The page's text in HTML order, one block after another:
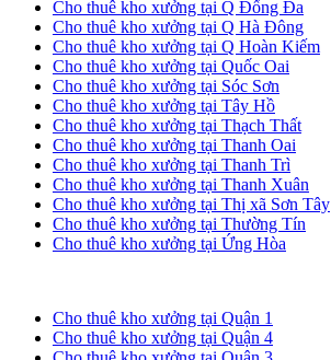
Cho thuê kho xưởng tại Q Đống Đa
Cho thuê kho xưởng tại Q Hà Đông
Cho thuê kho xưởng tại Q Hoàn Kiếm
Cho thuê kho xưởng tại Quốc Oai
Cho thuê kho xưởng tại Sóc Sơn
Cho thuê kho xưởng tại Tây Hồ
Cho thuê kho xưởng tại Thạch Thất
Cho thuê kho xưởng tại Thanh Oai
Cho thuê kho xưởng tại Thanh Trì
Cho thuê kho xưởng tại Thanh Xuân
Cho thuê kho xưởng tại Thị xã Sơn Tây
Cho thuê kho xưởng tại Thường Tín
Cho thuê kho xưởng tại Ứng Hòa
Cho thuê kho xưởng tại Quận 1
Cho thuê kho xưởng tại Quận 4